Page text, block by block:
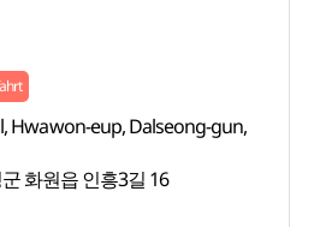
Hwawon-eup, Dalseong-gun,
화원읍 인흥3길 16